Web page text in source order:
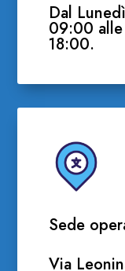
Dal
09:00
18:00.
Sede
Via